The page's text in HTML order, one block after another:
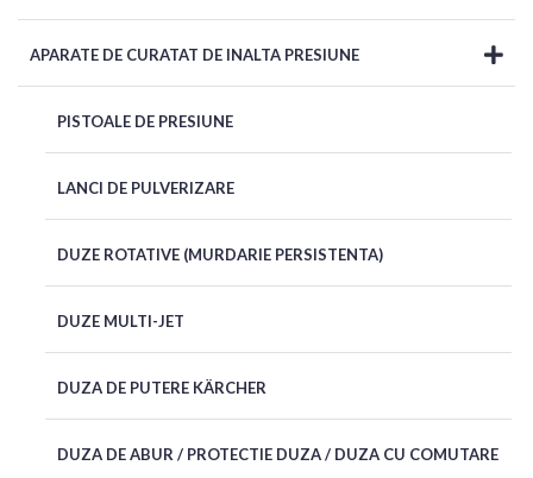
APARATE DE CURATAT DE INALTA PRESIUNE
PISTOALE DE PRESIUNE
LANCI DE PULVERIZARE
DUZE ROTATIVE (MURDARIE PERSISTENTA)
DUZE MULTI-JET
DUZA DE PUTERE KÄRCHER
DUZA DE ABUR / PROTECTIE DUZA / DUZA CU COMUTARE